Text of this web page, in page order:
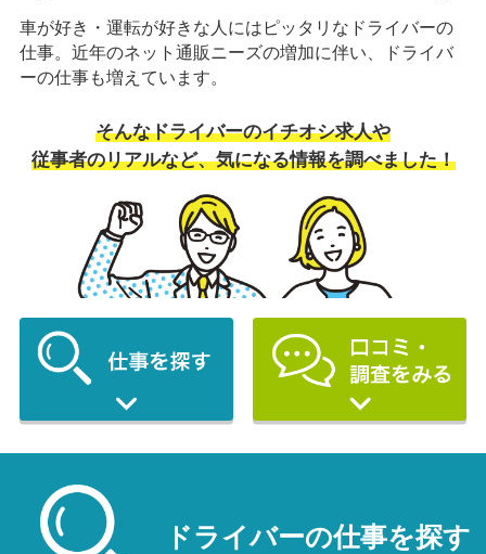
車が好き・運転が好きな人にはピッタリなドライバーの
仕事。近年のネット通販ニーズの増加に伴い、ドライバ
ーの仕事も増えています。
そんなドライバーのイチオシ求人や
従事者のリアルなど、気になる情報を調べました！
ドライバーの仕事を探す